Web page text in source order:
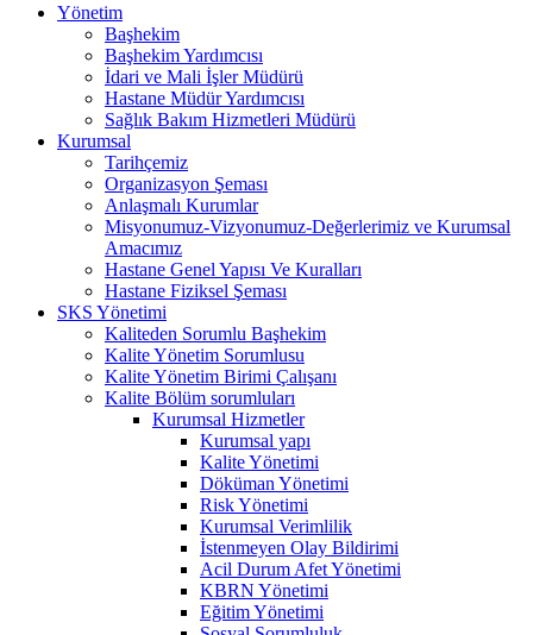
Yönetim
Başhekim
Başhekim Yardımcısı
İdari ve Mali İşler Müdürü
Hastane Müdür Yardımcısı
Sağlık Bakım Hizmetleri Müdürü
Kurumsal
Tarihçemiz
Organizasyon Şeması
Anlaşmalı Kurumlar
Misyonumuz-Vizyonumuz-Değerlerimiz ve Kurumsal
Amacımız
Hastane Genel Yapısı Ve Kuralları
Hastane Fiziksel Şeması
SKS Yönetimi
Kaliteden Sorumlu Başhekim
Kalite Yönetim Sorumlusu
Kalite Yönetim Birimi Çalışanı
Kalite Bölüm sorumluları
Kurumsal Hizmetler
Kurumsal yapı
Kalite Yönetimi
Döküman Yönetimi
Risk Yönetimi
Kurumsal Verimlilik
İstenmeyen Olay Bildirimi
Acil Durum Afet Yönetimi
KBRN Yönetimi
Eğitim Yönetimi